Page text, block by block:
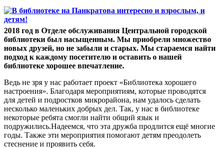
2018 год в Отделе обслуживания Центральной городской
библиотеки был насыщенным. Мы приобрели множество
новых друзей, но не забыли и старых. Мы стараемся найти
подход к каждому посетителю и оставить о нашей
библиотеке хорошее впечатление.
Ведь не зря у нас работает проект «Библиотека хорошего
настроения». Благодаря мероприятиям, которые проводятся
для детей и подростков микрорайона, нам удалось сделать
несколько маленьких добрых дел. Так, у нас в библиотеке
некоторые ребята смогли найти общий язык и
подружились.Надеемся, что эта дружба продлится ещё многие
годы. Также эти мероприятия помогают детям преодолеть
стеснение и проявить себя.